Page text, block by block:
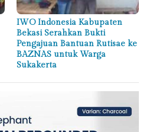
IWO Indonesia Kabupaten
Bekasi Serahkan Bukti
Pengajuan Bantuan Rutisae ke
BAZNAS untuk Warga
Sukakerta